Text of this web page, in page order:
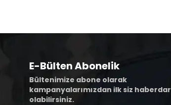
E-Bülten Abonelik
Bültenimize abone olarak
kampanyalarımızdan ilk siz haberdar
olabilirsiniz.